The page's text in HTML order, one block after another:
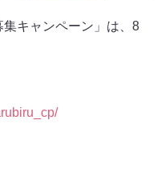
集キャンペーン」は、8